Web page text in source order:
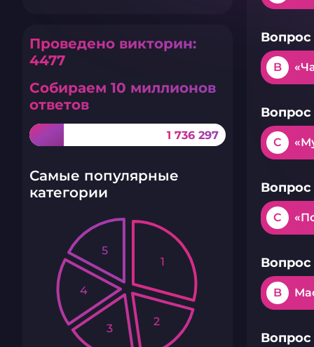
Проведено викторин:
4477
Собираем 10 миллионов
ответов
1 736 297
Самые популярные
категории
1
2
3
4
5
Вопрос
B
Вопрос
C
Вопрос
C
Вопрос
B
Вопрос